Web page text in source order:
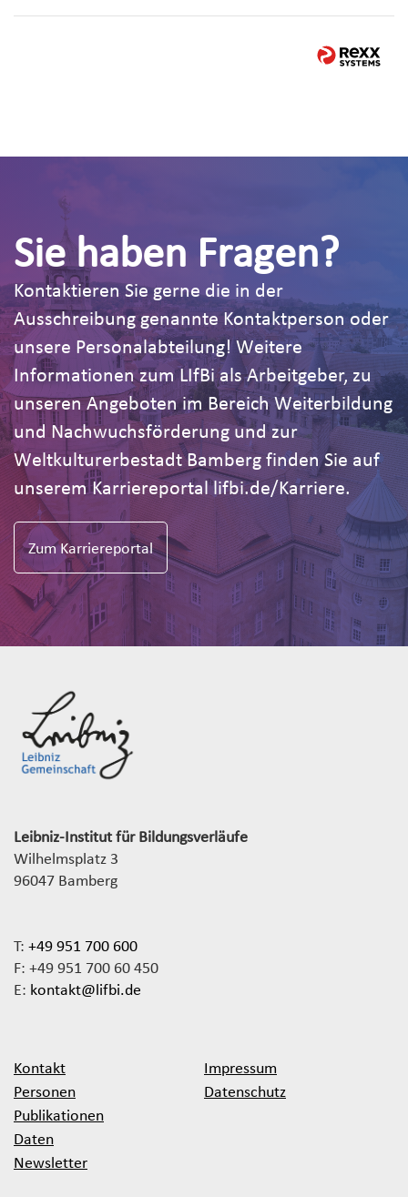
Sie haben Fragen?
Kontaktieren Sie gerne die in der
Ausschreibung genannte Kontaktperson oder
unsere Personalabteilung! Weitere
Informationen zum LIfBi als Arbeitgeber, zu
unseren Angeboten im Bereich Weiterbildung
und Nachwuchsförderung und zur
Weltkulturerbestadt Bamberg finden Sie auf
unserem Karriereportal lifbi.de/Karriere.
Zum Karriereportal
Leibniz-Institut für Bildungsverläufe
Wilhelmsplatz 3
96047 Bamberg
T: +49 951 700 600
F: +49 951 700 60 450
E: kontakt@lifbi.de
Kontakt
Personen
Publikationen
Daten
Newsletter
Impressum
Datenschutz